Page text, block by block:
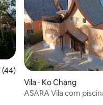
uma avaliação média de 5,
(44)
Vila ⋅ Ko Chang
ASARA Vila com piscina e praia (Absolut